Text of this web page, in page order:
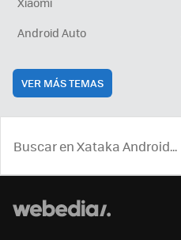
Android Auto
VER MÁS TEMAS